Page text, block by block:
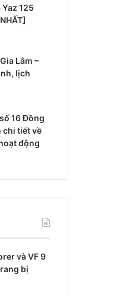
125
Lâm –
lịch
16 Đồng
chi tiết về
động
và VF 9
bị